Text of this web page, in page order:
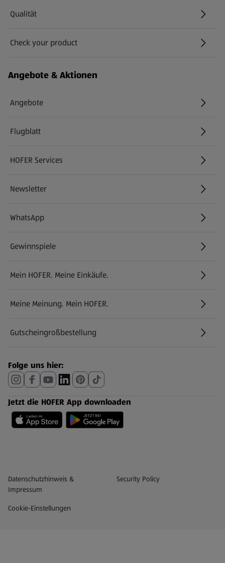
Qualität
Check your product
(öffnet in einem neuen Tab)
Angebote & Aktionen
Angebote
Flugblatt
HOFER Services
Newsletter
WhatsApp
Gewinnspiele
Mein HOFER. Meine Einkäufe.
Meine Meinung. Mein HOFER.
Gutscheingroßbestellung
(öffnet in einem neuen Tab)
Folge uns hier:
Jetzt die HOFER App downloaden
Datenschutz- und Richtlinienmenü
Datenschutzhinweis &
Impressum
Security Policy
(öffnet in einem neuen Tab)
Cookie-Einstellungen